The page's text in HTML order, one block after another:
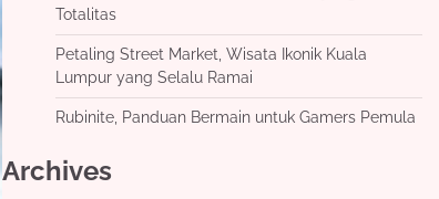
Totalitas
Petaling Street Market, Wisata Ikonik Kuala
Lumpur yang Selalu Ramai
Rubinite, Panduan Bermain untuk Gamers Pemula
Archives